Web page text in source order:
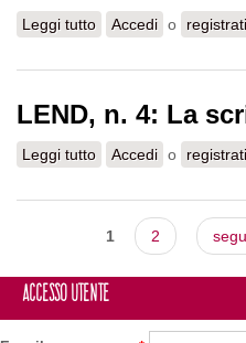
Leggi tutto su TILCA, Teaching
Accedi o registrati
LEND, n. 4: La
Leggi tutto su LEND, n. 4: La
Accedi o registrati
1 2
Accesso utente